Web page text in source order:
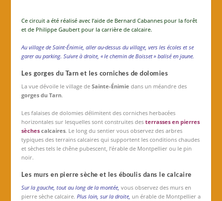
Ce circuit a été réalisé avec l’aide de Bernard Cabannes pour la forêt
et de Philippe Gaubert pour la carrière de calcaire.
Au village de Saint-Énimie, aller au-dessus du village, vers les écoles et se
garer au parking. Suivre à droite, « le chemin de Boisset » balisé en jaune.
Les gorges du Tarn et les corniches de dolomies
La vue dévoile le village de Sainte-Énimie dans un méandre des
gorges du Tarn.
Les falaises de dolomies délimitent des corniches herbacées
horizontales sur lesquelles sont construites des terrasses en pierres
sèchescalcaires. Le long du sentier vous observez des arbres
typiques des terrains calcaires qui supportent les conditions chaudes
et sèches tels le chêne pubescent, l’érable de Montpellier ou le pin
noir.
Les murs en pierre sèche et les éboulis dans le calcaire
Sur la gauche, tout au long de la montée, vous observez des murs en
pierre sèche calcaire. Plus loin, sur la droite, un érable de Montpellier a